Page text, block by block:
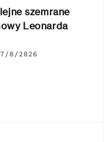
szemrane
Leonarda
7/8/2026